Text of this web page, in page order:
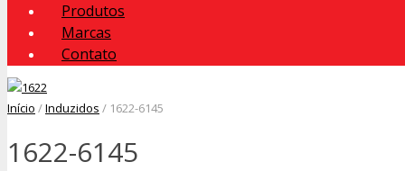
Produtos
Marcas
Contato
Início /Induzidos / 1622-6145
1622-6145